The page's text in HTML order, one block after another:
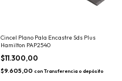
Cincel Plano Pala Encastre Sds Plus
Hamilton PAP2540
$11.300,00
$9.605,00 con Transferencia o depósito